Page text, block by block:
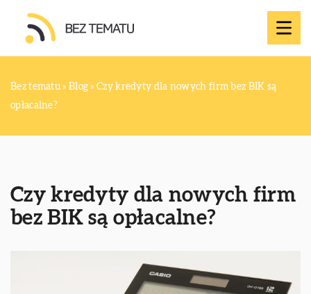
Bez tematu » Blog »Czy kredyty dla nowych firm bez BIK są
opłacalne?
Czy kredyty dla nowych firm
bez BIK są opłacalne?